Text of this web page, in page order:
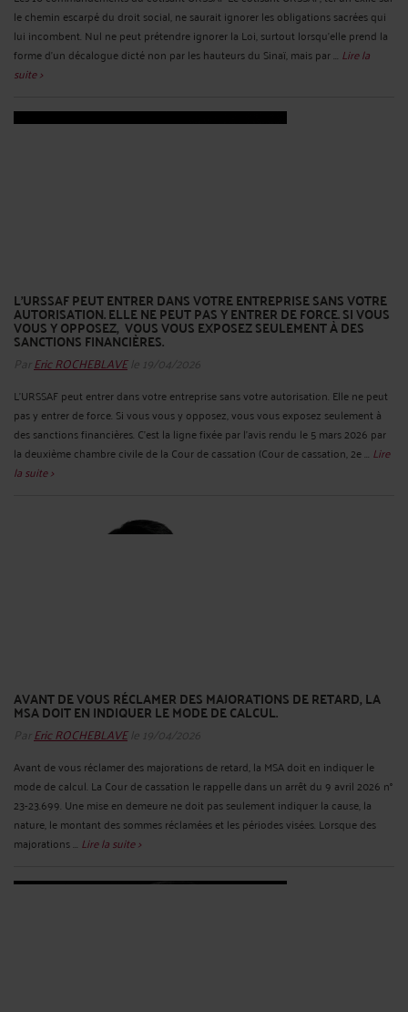
le chemin escarpé du droit social, ne saurait ignorer les obligations sacrées qui
lui incombent. Nul ne peut prétendre ignorer la Loi, surtout lorsqu'elle prend la
forme d'un décalogue dicté non par les hauteurs du Sinaï, mais par ... Lire la
suite >
L’URSSAF PEUT ENTRER DANS VOTRE ENTREPRISE SANS VOTRE
AUTORISATION. ELLE NE PEUT PAS Y ENTRER DE FORCE. SI VOUS
VOUS Y OPPOSEZ, VOUS VOUS EXPOSEZ SEULEMENT À DES
SANCTIONS FINANCIÈRES.
Par Eric ROCHEBLAVEle 19/04/2026
L’URSSAF peut entrer dans votre entreprise sans votre autorisation. Elle ne peut
pas y entrer de force. Si vous vous y opposez, vous vous exposez seulement à
des sanctions financières. C’est la ligne fixée par l’avis rendu le 5 mars 2026 par
la deuxième chambre civile de la Cour de cassation (Cour de cassation, 2e ... Lire
la suite >
AVANT DE VOUS RÉCLAMER DES MAJORATIONS DE RETARD, LA
MSA DOIT EN INDIQUER LE MODE DE CALCUL.
Par Eric ROCHEBLAVEle 19/04/2026
Avant de vous réclamer des majorations de retard, la MSA doit en indiquer le
mode de calcul. La Cour de cassation le rappelle dans un arrêt du 9 avril 2026 n°
23-23.699. Une mise en demeure ne doit pas seulement indiquer la cause, la
nature, le montant des sommes réclamées et les périodes visées. Lorsque des
majorations ... Lire la suite >